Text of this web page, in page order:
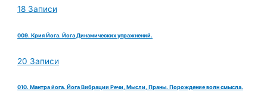
18 Записи
009. Крия Йога. Йога Динамических упражнений.
20 Записи
010. Мантра йога. Йога Вибрации Речи, Мысли, Праны. Порождение волн смысла.